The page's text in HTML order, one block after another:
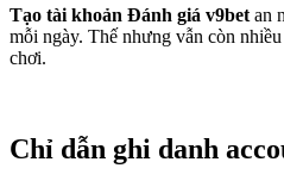
Tạo tài khoản Đánh giá v9bet an
mỗi ngày. Thế nhưng vẫn còn
chơi.
Chỉ dẫn ghi danh